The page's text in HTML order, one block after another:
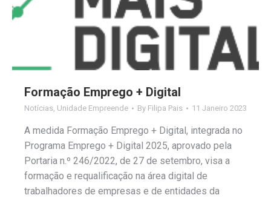
Formação Emprego + Digital
Notícias, Unidade Empreende By Filipa Pais 11 Janeiro 2023
A medida Formação Emprego + Digital, integrada no
Programa Emprego + Digital 2025, aprovado pela
Portaria n.º 246/2022, de 27 de setembro, visa a
formação e requalificação na área digital de
trabalhadores de empresas e de entidades da